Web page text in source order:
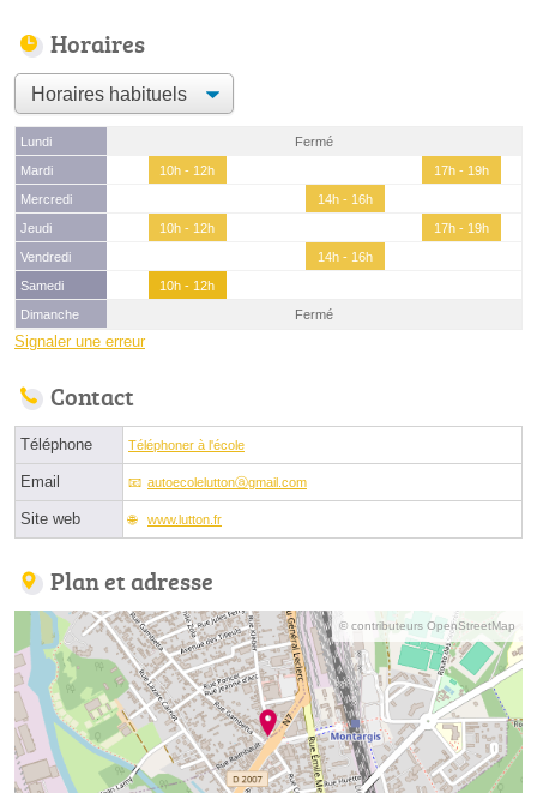
Horaires
Lundi
Fermé
Mardi
10h - 12h
17h - 19h
Mercredi
14h - 16h
Jeudi
10h - 12h
17h - 19h
Vendredi
14h - 16h
Samedi
10h - 12h
Dimanche
Fermé
Signaler une erreur
Contact
Téléphone Téléphoner à l'école
Email autoecoleluttonⓐgmail.com
Site web www.lutton.fr
Plan et adresse
© contributeurs OpenStreetMap